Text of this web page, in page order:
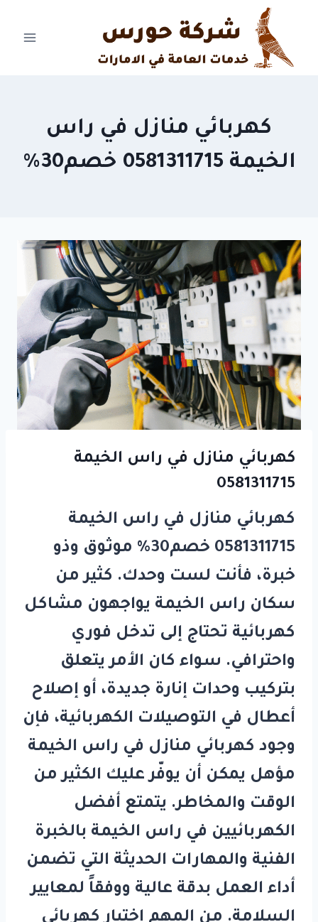
content
كهربائي منازل في راس
الخيمة 0581311715 خصم30%
كهربائي منازل في راس الخيمة
0581311715
كهربائي منازل في راس الخيمة
0581311715 خصم30% موثوق وذو
خبرة، فأنت لست وحدك. كثير من
سكان راس الخيمة يواجهون مشاكل
كهربائية تحتاج إلى تدخل فوري
واحترافي. سواء كان الأمر يتعلق
بتركيب وحدات إنارة جديدة، أو إصلاح
أعطال في التوصيلات الكهربائية، فإن
وجود كهربائي منازل في راس الخيمة
مؤهل يمكن أن يوفّر عليك الكثير من
الوقت والمخاطر. يتمتع أفضل
الكهربائيين في راس الخيمة بالخبرة
الفنية والمهارات الحديثة التي تضمن
أداء العمل بدقة عالية ووفقاً لمعايير
السلامة. من المهم اختيار كهربائي